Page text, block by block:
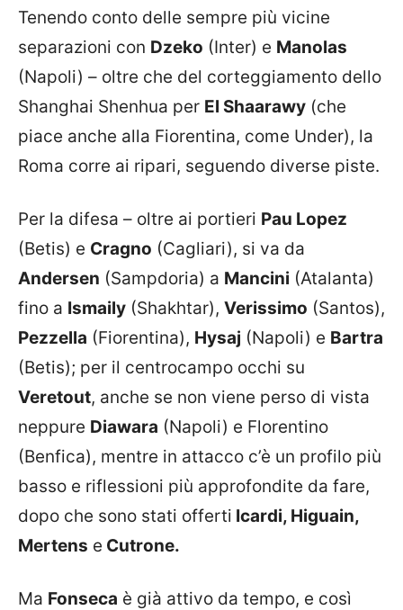
Tenendo conto delle sempre più vicine
separazioni con Dzeko (Inter) e Manolas
(Napoli) – oltre che del corteggiamento dello
Shanghai Shenhua per El Shaarawy (che
piace anche alla Fiorentina, come Under), la
Roma corre ai ripari, seguendo diverse piste.
Per la difesa – oltre ai portieri Pau Lopez
(Betis) e Cragno (Cagliari), si va da
Andersen (Sampdoria) a Mancini (Atalanta)
fino a Ismaily (Shakhtar), Verissimo (Santos),
Pezzella (Fiorentina), Hysaj (Napoli) e Bartra
(Betis); per il centrocampo occhi su
Veretout, anche se non viene perso di vista
neppure Diawara (Napoli) e Florentino
(Benfica), mentre in attacco c’è un profilo più
basso e riflessioni più approfondite da fare,
dopo che sono stati offerti Icardi, Higuain,
Mertens e Cutrone.
Ma Fonseca è già attivo da tempo, e così